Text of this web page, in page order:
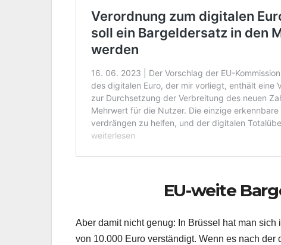
EU-weite
Aber damit nicht genug: In Brüssel hat man
von 10.000 Euro verständigt. Wenn es nach